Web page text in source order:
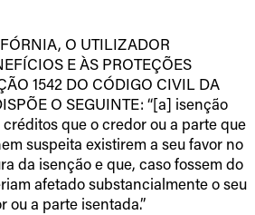
O UTILIZADOR
E ÀS PROTEÇÕES
1542 DO CÓDIGO CIVIL DA
O SEGUINTE: “[a] isenção
que o credor ou a parte que
suspeita existirem a seu favor no
da isenção e que, caso fossem do
afetado substancialmente o seu
ou a parte isentada.”